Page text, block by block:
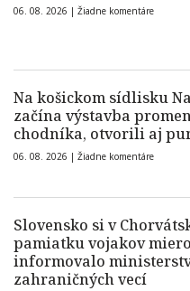
06. 08. 2026 | Žiadne komentáre
Na košickom sídlisku
začína výstavba
chodníka, otvorili aj
06. 08. 2026 | Žiadne komentáre
Slovensko si v
pamiatku vojakov
informovalo
zahraničných vecí